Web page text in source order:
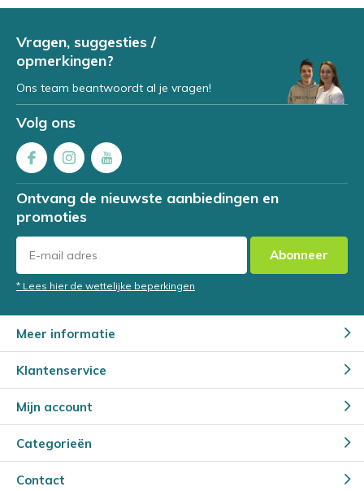
Vragen, suggesties /
opmerkingen?
Ons team beantwoordt al je vragen!
Volg ons
Ontvang de nieuwste aanbiedingen en
promoties
Abonneer
* Lees hier de wettelijke beperkingen
Meer informatie
Klantenservice
Mijn account
Categorieën
Contact